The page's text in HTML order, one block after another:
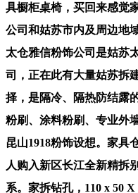
具橱柜桌椅，买回来感觉
公司和姑苏市内及周边地
太仓雅信粉饰公司是姑苏
司，正在此有大量姑苏拆
择，是隔冷、隔热防结露
粉刷、涂料粉刷​‌‌​‌‌、专业外
昆山1918粉饰设想。家具
人购入新区长江全新精拆
系。家拆钻孔，110 x 50